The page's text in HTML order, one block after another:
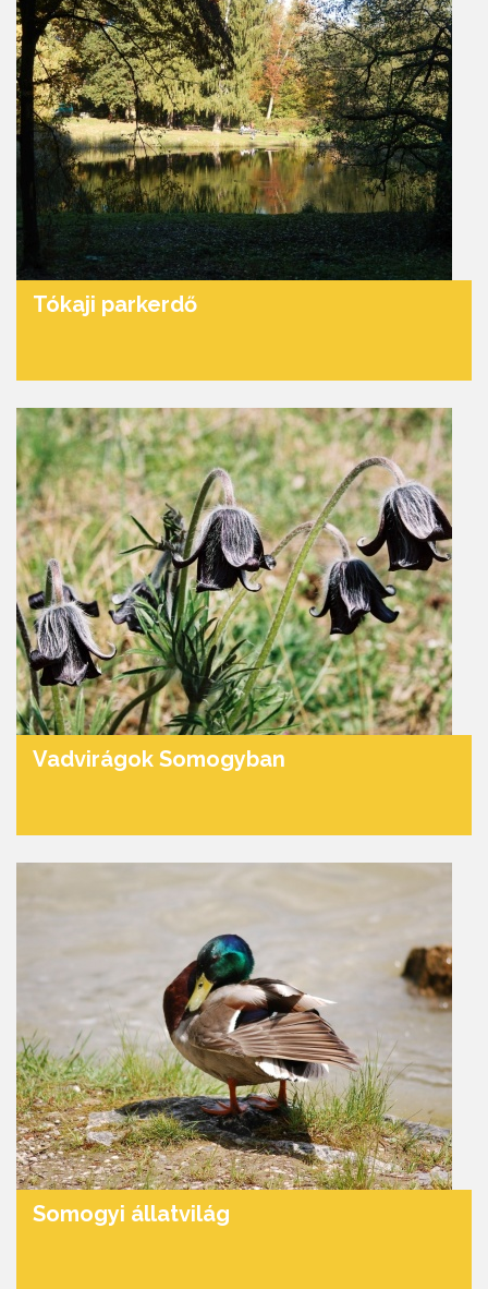
Tókaji parkerdő
Vadvirágok Somogyban
Somogyi állatvilág